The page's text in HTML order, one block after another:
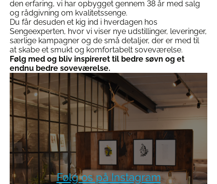
den erfaring, vi har opbygget gennem 38 år med salg
og rådgivning om kvalitetssenge.
Du får desuden et kig ind i hverdagen hos
Sengeexperten, hvor vi viser nye udstillinger, leveringer,
særlige kampagner og de små detaljer, der er med til
at skabe et smukt og komfortabelt soveværelse.
Følg med og bliv inspireret til bedre søvn og et
endnu bedre soveværelse.
Følg os på Instagram